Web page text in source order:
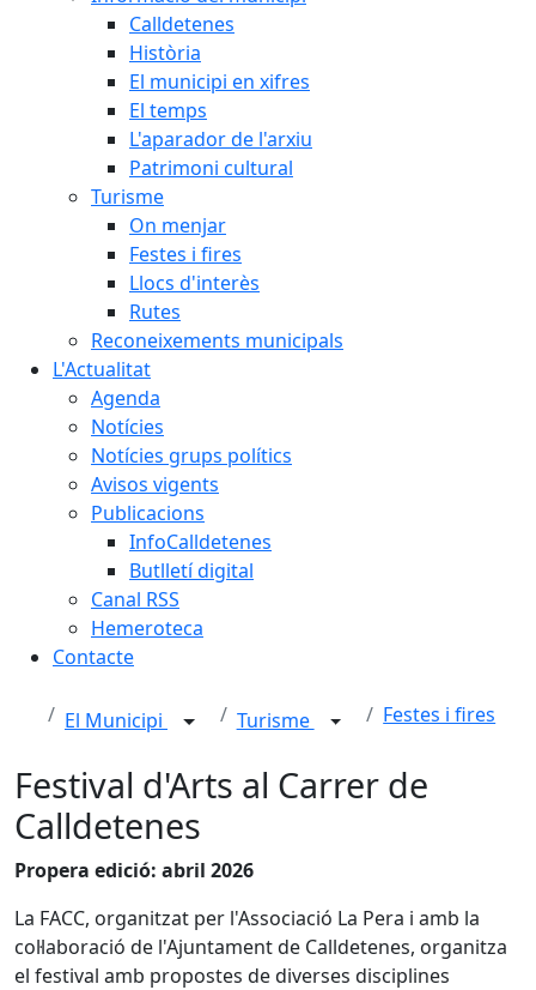
Calldetenes
Història
El municipi en xifres
El temps
L'aparador de l'arxiu
Patrimoni cultural
Turisme
On menjar
Festes i fires
Llocs d'interès
Rutes
Reconeixements municipals
L'Actualitat
Agenda
Notícies
Notícies grups polítics
Avisos vigents
Publicacions
InfoCalldetenes
Butlletí digital
Canal RSS
Hemeroteca
Contacte
El Municipi Turisme Festes i fires
Festival d'Arts al Carrer de
Calldetenes
Propera edició: abril 2026
La FACC, organitzat per l'Associació La Pera i amb la
col·laboració de l'Ajuntament de Calldetenes, organitza
el festival amb propostes de diverses disciplines